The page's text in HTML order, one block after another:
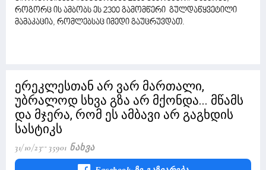
როგორც ის ამბობს ეს 2300 გამომწერი გულდაწყვეტილი
მამაკაცია, რომლებსაც იმედი გაუცრუვდათ.
ერეკლესთან არ ვარ მართალი,
უბრალოდ სხვა გზა არ მქონდა... მწამს
და მჯერა, რომ ეს ამბავი არ გაგხდის
სასტიკს
31/10/23 35901 Ნახვა